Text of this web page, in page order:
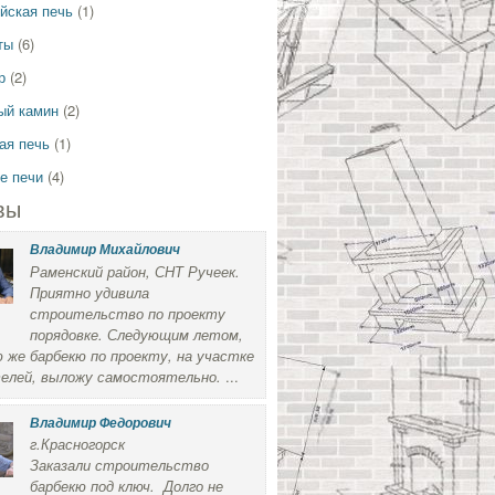
печь (1)
(6)
(2)
камин (2)
печь (1)
печи (4)
Владимир Михайлович
Раменский район, СНТ Ручеек.
Приятно удивила
строительство по проекту
порядовке. Следующим летом,
барбекю по проекту, на участке
выложу самостоятельно. ...
Владимир Федорович
г.Красногорск
Заказали строительство
барбекю под ключ. Долго не